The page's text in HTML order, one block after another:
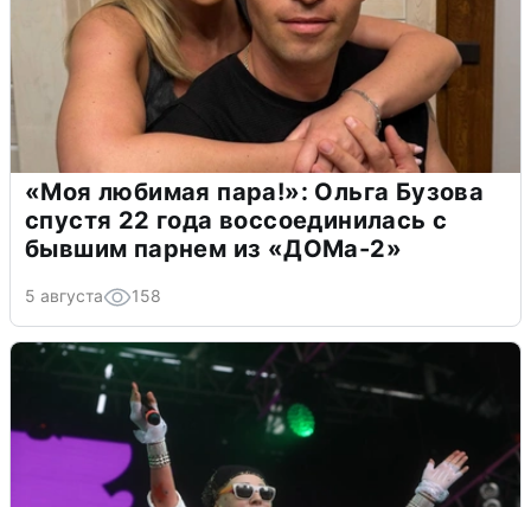
«Моя любимая пара!»: Ольга Бузова
спустя 22 года воссоединилась с
бывшим парнем из «ДОМа-2»
5 августа 158